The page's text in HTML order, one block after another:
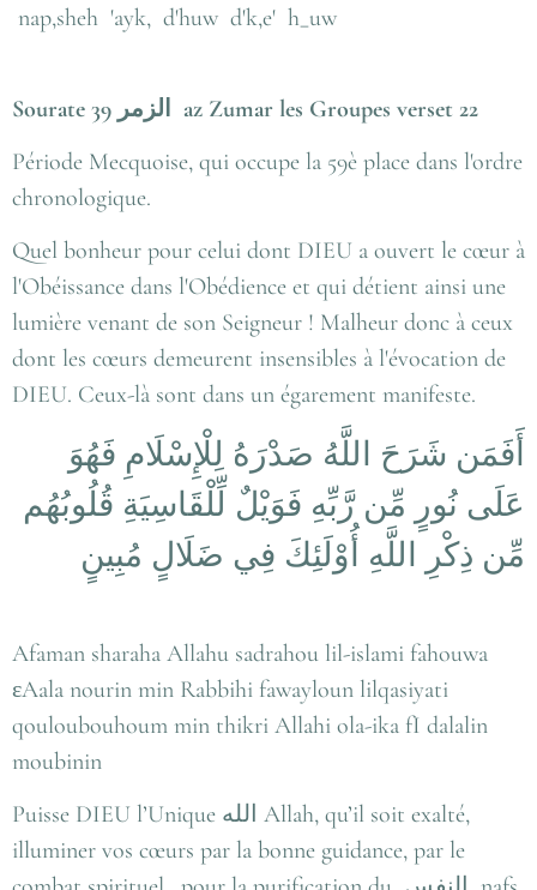
nap,sheh 'ayk, d'huw d'k,e' h_uw
Sourate 39 الزمر
az Zumar les Groupes verset 22
Période Mecquoise, qui occupe la 59è place dans l'ordre
chronologique.
Quel bonheur pour celui dont DIEU a ouvert le cœur à
l'Obéissance dans l'Obédience et qui détient ainsi une
lumière venant de son Seigneur ! Malheur donc à ceux
dont les cœurs demeurent insensibles à l'évocation de
DIEU. Ceux-là sont dans un égarement manifeste.
أَفَمَن شَرَحَ اللَّهُ صَدْرَهُ لِلْإِسْلَامِ فَهُوَ
عَلَى نُورٍ مِّن رَّبِّهِ فَوَيْلٌ لِّلْقَاسِيَةِ قُلُوبُهُم
مِّن ذِكْرِ اللَّهِ أُوْلَئِكَ فِي ضَلَالٍ مُبِينٍ
Afaman sharaha Allahu sadrahou lil-islami fahouwa
εAala nourin min Rabbihi fawayloun lilqasiyati
qouloubouhoum min thikri Allahi ola-ika fI dalalin
moubinin
Puisse DIEU l’Unique الله Allah, qu’il soit exalté,
illuminer vos cœurs par la bonne guidance, par le